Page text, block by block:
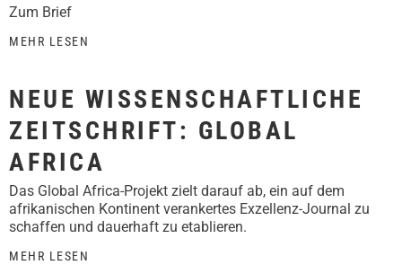
Zum Brief
MEHR LESEN
NEUE WISSENSCHAFTLICHE
ZEITSCHRIFT: GLOBAL
AFRICA
Das Global Africa-Projekt zielt darauf ab, ein auf dem
afrikanischen Kontinent verankertes Exzellenz-Journal zu
schaffen und dauerhaft zu etablieren.
MEHR LESEN